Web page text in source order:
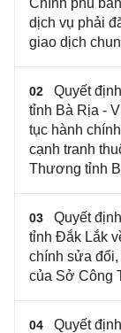
Chính phủ
dịch vụ phải
giao dịch
02
Quyết
tỉnh Bà Rịa -
tục hành
cạnh tranh
Thương tỉnh
03
Quyết
tỉnh Đắk Lắk
chính sửa đổi,
của Sở Công
04
Quyết